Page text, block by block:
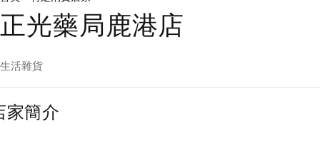
正光藥局鹿港店
生活雜貨
家簡介